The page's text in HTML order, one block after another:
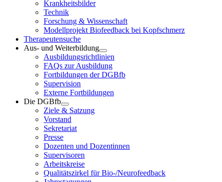
Krankheitsbilder
Technik
Forschung & Wissenschaft
Modellprojekt Biofeedback bei Kopfschmerz
Therapeutensuche
Aus- und Weiterbildung
Ausbildungsrichtlinien
FAQs zur Ausbildung
Fortbildungen der DGBfb
Supervision
Externe Fortbildungen
Die DGBfb
Ziele & Satzung
Vorstand
Sekretariat
Presse
Dozenten und Dozentinnen
Supervisoren
Arbeitskreise
Qualitätszirkel für Bio-/Neurofeedback